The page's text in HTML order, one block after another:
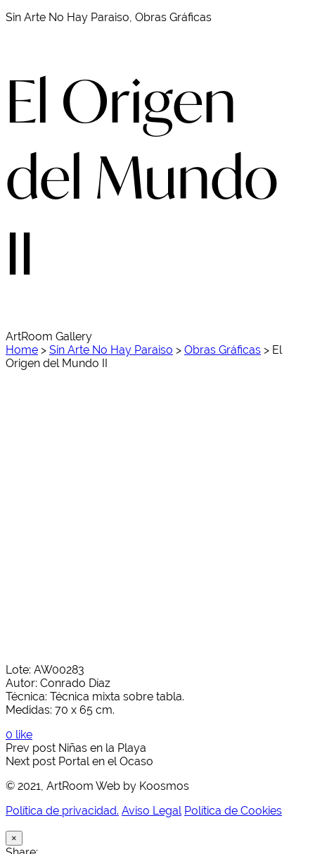
Sin Arte No Hay Paraiso, Obras Gráficas
El Origen
del Mundo
II
ArtRoom Gallery
Home > Sin Arte No Hay Paraiso > Obras Gráficas > El
Origen del Mundo II
Lote: AW00283
Autor: Conrado Díaz
Técnica: Técnica mixta sobre tabla.
Medidas: 70 x 65 cm.
0 like
Prev post Niñas en la Playa
Next post Portal en el Ocaso
© 2021, ArtRoom Web by Koosmos
Política de privacidad. Aviso Legal Política de Cookies
×